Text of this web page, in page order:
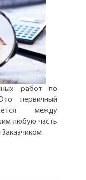
работ по
первичный
между
любую часть